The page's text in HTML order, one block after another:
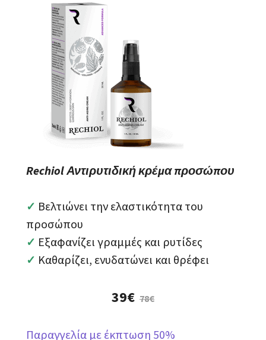
Rechiol Αντιρυτιδική κρέμα προσώπου
✓ Βελτιώνει την ελαστικότητα του
προσώπου
✓ Εξαφανίζει γραμμές και ρυτίδες
✓ Καθαρίζει, ενυδατώνει και θρέφει
39€ 78€
Παραγγελία με έκπτωση 50%